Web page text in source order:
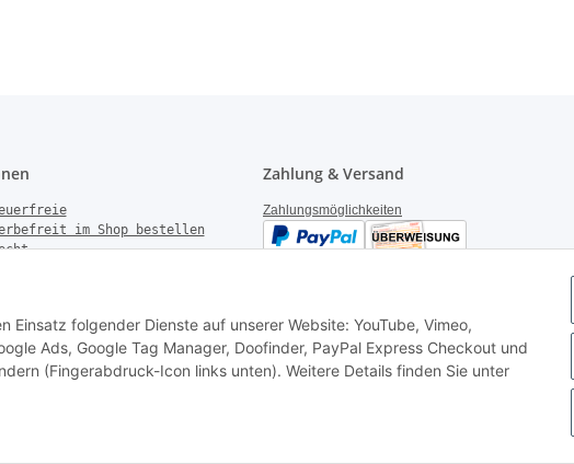
Einsatz folgender Dienste auf unserer Website: YouTube, Vimeo,
Ads, Google Tag Manager, Doofinder, PayPal Express Checkout und
(Fingerabdruck-Icon links unten). Weitere Details finden Sie unter
im Shop bestellen
Garantie
Zahlung & Versand
Zahlungsmöglichkeiten